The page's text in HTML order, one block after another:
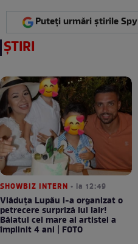
Puteți urmări știrile
ȘTIRI
SHOWBIZ INTERN • la 12:49
Vlăduța Lupău i-a organizat o
petrecere surpriză lui Iair!
Băiatul cel mare al artistei a
împlinit 4 ani | FOTO